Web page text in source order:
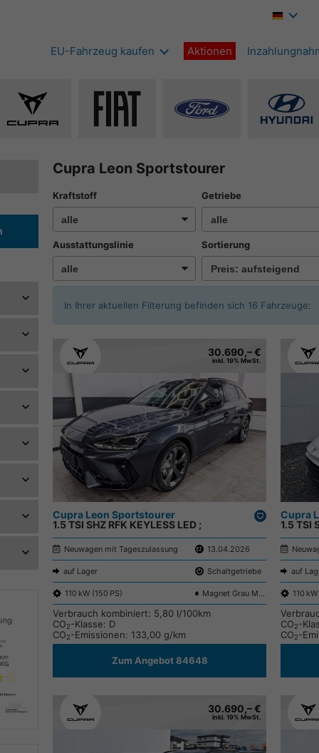
EU-Fahrzeug kaufen Aktionen
Alle
Cupra
anzeigen
Fiat
anzeigen
Alle
Ford
Alle
Cupra Leon Sportstourer
Kraftstoff Getriebe
Ausstattungslinie Sortierung
In Ihrer aktuellen Filterung befinden sich 16 Fahrzeuge:
30.690,– €
inkl. 19% MwSt.
Cupra Leon Sportstourer
1.5 TSI SHZ RFK KEYLESS LED ;
Drucken,
parken
Neuwagen mit Tageszulassung 13.04.2026
auf Lager Schaltgetriebe
110 kW (150 PS)
Verbrauch kombiniert: 5,80 l/100km
CO2-Klasse: D
CO2-Emissionen: 133,00 g/km
Zum Angebot 84648
Cupra
1.5 TSI
auf
110
CO2-
CO2-
30.690,– €
inkl. 19% MwSt.